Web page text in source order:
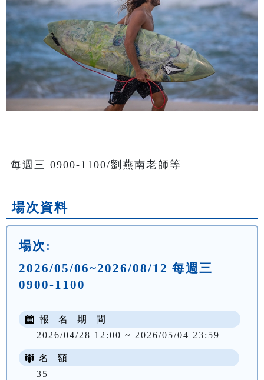
每週三 0900-1100/劉燕南老師等
場次資料
場次:
2026/05/06~2026/08/12 每週三
0900-1100
報 名 期 間
2026/04/28 12:00 ~ 2026/05/04 23:59
名 額
35